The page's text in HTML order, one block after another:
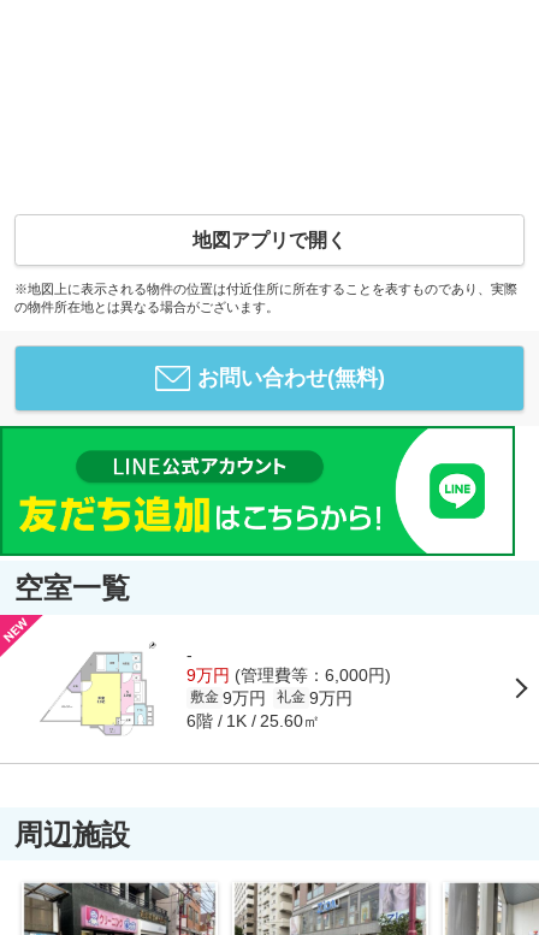
地図アプリで開く
※地図上に表示される物件の位置は付近住所に所在することを表すものであり、実際
の物件所在地とは異なる場合がございます。
お問い合わせ(無料)
空室一覧
-
9万円 (管理費等：6,000円)
敷金 9万円 礼金 9万円
6階 1K 25.60㎡
周辺施設